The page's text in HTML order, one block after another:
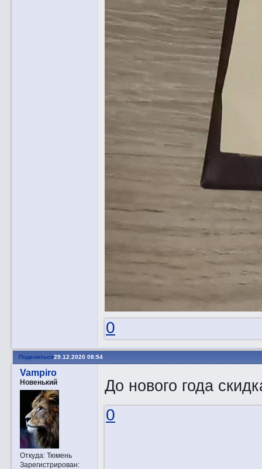
0
Поделиться29.12.2020 08:54
Vampiro
Новенький
Откуда:Тюмень
Зарегистрирован:
До нового года
0